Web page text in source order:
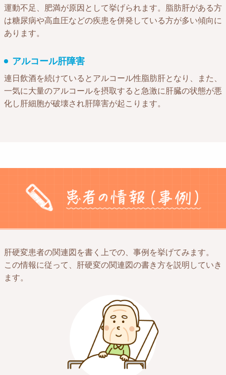
運動不足、肥満が原因として挙げられます。脂肪肝がある方
は糖尿病や高血圧などの疾患を併発している方が多い傾向に
あります。
アルコール肝障害
連日飲酒を続けているとアルコール性脂肪肝となり、また、
一気に大量のアルコールを摂取すると急激に肝臓の状態が悪
化し肝細胞が破壊され肝障害が起こります。
肝硬変患者の関連図を書く上での、事例を挙げてみます。​
この情報に従って、肝硬変の関連図の書き方を説明していき
ます。